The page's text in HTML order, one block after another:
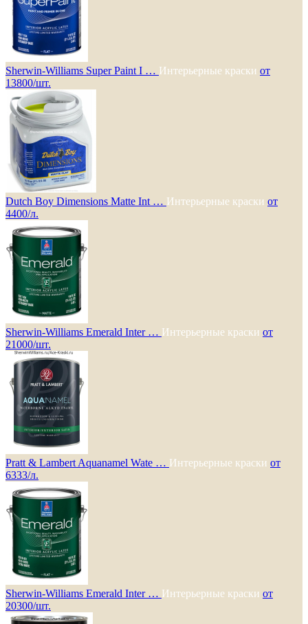
Sherwin-Williams Super Paint I … Интерьерные краски от
13800/шт.
Dutch Boy Dimensions Matte Int … Интерьерные краски от
4400/л.
Sherwin-Williams Emerald Inter … Интерьерные краски от
21000/шт.
Pratt & Lambert Aquanamel Wate … Интерьерные краски от
6333/л.
Sherwin-Williams Emerald Inter … Интерьерные краски от
20300/шт.